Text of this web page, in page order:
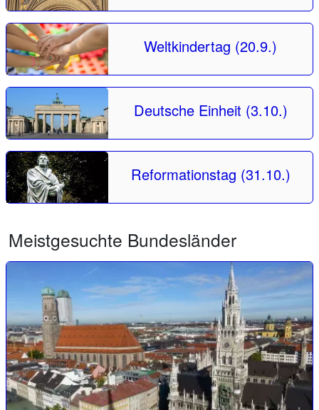
Weltkindertag (20.9.)
Deutsche Einheit (3.10.)
Reformationstag (31.10.)
Meistgesuchte Bundesländer